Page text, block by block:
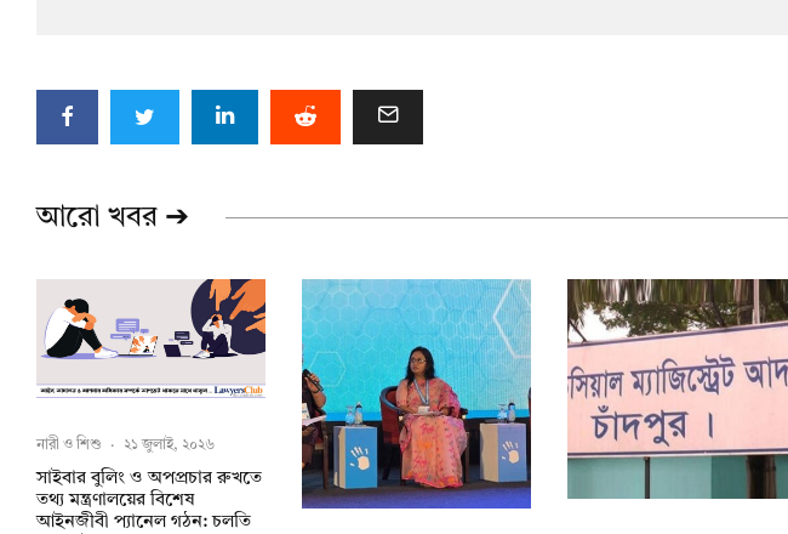
আরো খবর ➔
নারী ও শিশু · ২১ জুলাই, ২০২৬
সাইবার বুলিং ও অপপ্রচার রুখতে
তথ্য মন্ত্রণালয়ের বিশেষ
আইনজীবী প্যানেল গঠন: চলতি